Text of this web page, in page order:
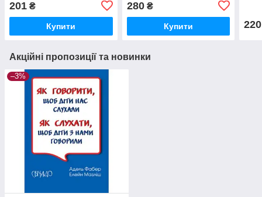
Томас
201 ₴
Купити
280₴
Купити 220
Акційні пропозиції та новинки
–3%